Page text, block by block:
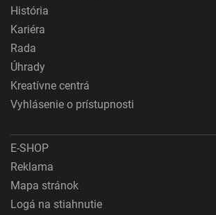
História
Kariéra
Rada
Úhrady
Kreatívne centrá
Vyhlásenie o prístupnosti
E-SHOP
Reklama
Mapa stránok
Logá na stiahnutie